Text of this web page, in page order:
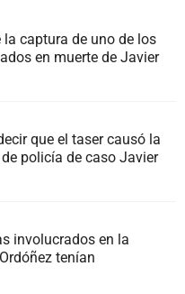
captura de uno de los
en muerte de Javier
que el taser causó la
policía de caso Javier
involucrados en la
tenían